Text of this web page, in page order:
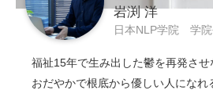
岩渕 洋
日本NLP学院 学
福祉15年で生み出した鬱を再発させ
おだやかで根底から優しい人になれ